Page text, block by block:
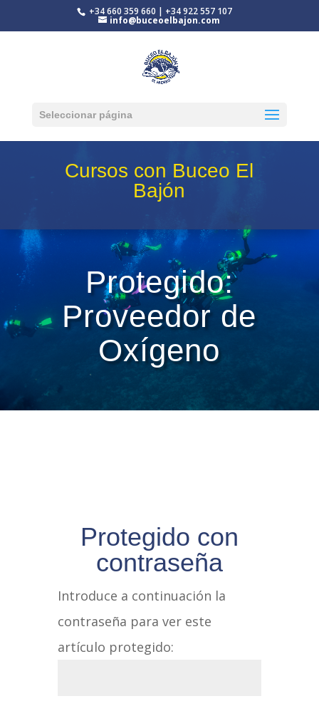
+34 660 359 660 | +34 922 557 107
info@buceoelbajon.com
Seleccionar página
Cursos con Buceo El
Bajón
Protegido:
Proveedor de
Oxígeno
Protegido con
contraseña
Introduce a continuación la
contraseña para ver este
artículo protegido: